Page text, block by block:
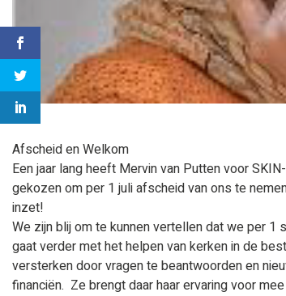
Afscheid en Welkom
Een jaar lang heeft Mervin van Putten voor
gekozen om per 1 juli afscheid van ons te
inzet!
We zijn blij om te kunnen vertellen dat we per
gaat verder met het helpen van kerken in de
versterken door vragen te beantwoorden en
financiën. Ze brengt daar haar ervaring voor